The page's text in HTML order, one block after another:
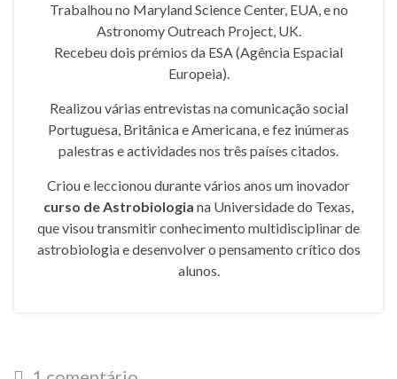
Trabalhou no Maryland Science Center, EUA, e no
Astronomy Outreach Project, UK.
Recebeu dois prémios da ESA (Agência Espacial
Europeia).
Realizou várias entrevistas na comunicação social
Portuguesa, Britânica e Americana, e fez inúmeras
palestras e actividades nos três países citados.
Criou e leccionou durante vários anos um inovador
curso de Astrobiologia na Universidade do Texas,
que visou transmitir conhecimento multidisciplinar de
astrobiologia e desenvolver o pensamento crítico dos
alunos.